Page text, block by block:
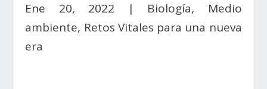
Ene 20, 2022 | Biología, Medio
ambiente, Retos Vitales para una nueva
era